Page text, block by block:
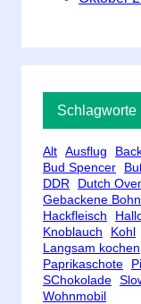
Schlagworte
Alt Ausflug
Bud Spencer
DDR
Dutch
Gebackene
Hackfleisch
Knoblauch
Kohl
Langsam kochen
Paprikaschote
SChokolade
Wohnmobil